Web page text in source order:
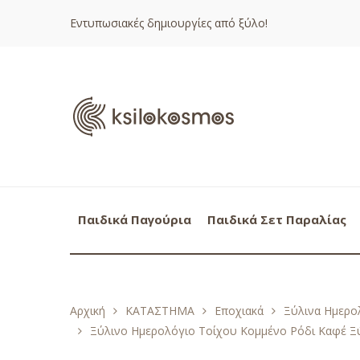
Εντυπωσιακές δημιουργίες από ξύλο!
Παιδικά Παγούρια Παιδικά Σετ Παραλίας
Αρχική ΚΑΤΑΣΤΗΜΑ Εποχιακά
Ξύλινα
Ξύλινο Ημερολόγιο Τοίχου Κομμένο Ρόδι Καφέ